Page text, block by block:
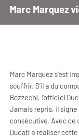
Marc Marquez
Marc Marquez s’est
souffrir. S’il a du
Bezzechi, l’officiel
Jamais repris, il signe
consécutive. Avec ce
Ducati à réaliser cette